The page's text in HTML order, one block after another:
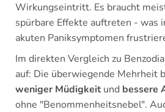
Wirkungseintritt. Es braucht
spürbare Effekte auftreten - was
akuten Paniksymptomen
Im direkten Vergleich zu
auf: Die überwiegende Mehrheit
weniger Müdigkeit und bessere
ohne "Benommenheitsnebel".